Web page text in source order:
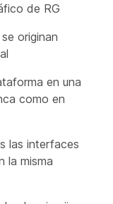
de RG
originan
en una
como en
las interfaces
la misma